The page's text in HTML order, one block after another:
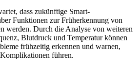
dass zukünftige Smart-
Funktionen zur Früherkennung von
werden. Durch die Analyse von weiteren
Blutdruck und Temperatur können
frühzeitig erkennen und warnen,
führen.